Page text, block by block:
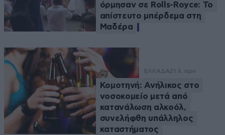
όρμησαν σε Rolls-Royce: Το
απίστευτο μπέρδεμα στη
Μαδέρα
ΕΛΛΑΔΑ21 λ. πριν
Κομοτηνή: Ανήλικος στο
νοσοκομείο μετά από
κατανάλωση αλκοόλ,
συνελήφθη υπάλληλος
καταστήματος